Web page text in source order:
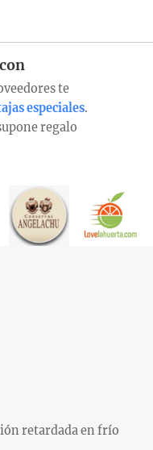
te
especiales.
regalo
retardada en frío